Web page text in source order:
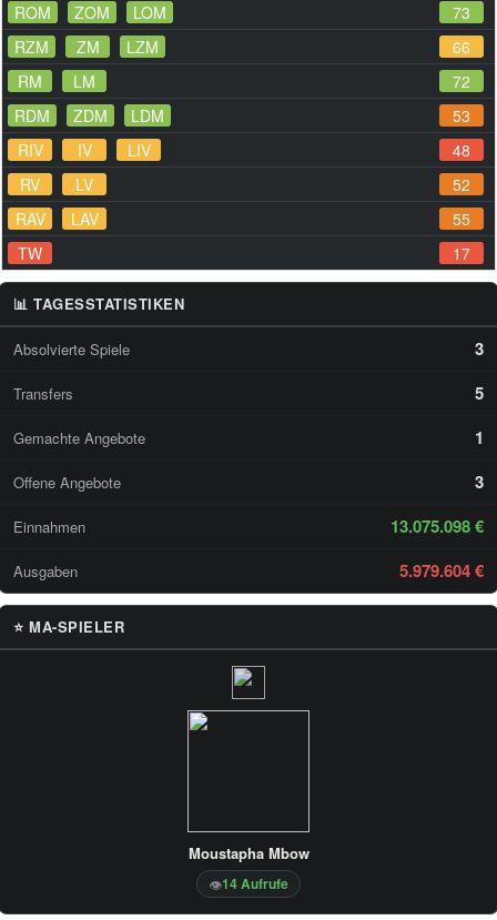
ROM
ZOM LOM
73
RZM
ZM LZM
66
RM
LM
72
RDM
ZDM LDM
53
RIV
IV LIV
48
RV
LV
52
RAV
LAV
55
TW
17
📊 TAGESSTATISTIKEN
Absolvierte Spiele 3
Transfers 5
Gemachte Angebote 1
Offene Angebote 3
Einnahmen 13.075.098 €
Ausgaben 5.979.604 €
⭐ MA-SPIELER
Moustapha Mbow
👁14 Aufrufe